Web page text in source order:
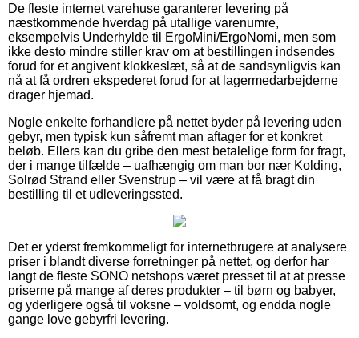
De fleste internet varehuse garanterer levering på
næstkommende hverdag på utallige varenumre,
eksempelvis Underhylde til ErgoMini/ErgoNomi, men som
ikke desto mindre stiller krav om at bestillingen indsendes
forud for et angivent klokkeslæt, så at de sandsynligvis kan
nå at få ordren ekspederet forud for at lagermedarbejderne
drager hjemad.
Nogle enkelte forhandlere på nettet byder på levering uden
gebyr, men typisk kun såfremt man aftager for et konkret
beløb. Ellers kan du gribe den mest betalelige form for fragt,
der i mange tilfælde – uafhængig om man bor nær Kolding,
Solrød Strand eller Svenstrup – vil være at få bragt din
bestilling til et udleveringssted.
Det er yderst fremkommeligt for internetbrugere at analysere
priser i blandt diverse forretninger på nettet, og derfor har
langt de fleste SONO netshops været presset til at at presse
priserne på mange af deres produkter – til børn og babyer,
og yderligere også til voksne – voldsomt, og endda nogle
gange love gebyrfri levering.